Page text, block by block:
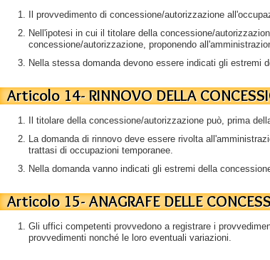
Il provvedimento di concessione/autorizzazione
Nell'ipotesi in cui il titolare della concessione/
concessione/autorizzazione, proponendo
Nella stessa domanda devono essere indicati gli estremi
Articolo 14- RINNOVO DELLA
Il titolare della concessione/autorizzazione può, prima
La domanda di rinnovo deve essere rivolta
trattasi di occupazioni temporanee.
Nella domanda vanno indicati gli estremi della
Articolo 15- ANAGRAFE DELLE
Gli uffici competenti provvedono a registrare i
provvedimenti nonché le loro eventuali variazioni.